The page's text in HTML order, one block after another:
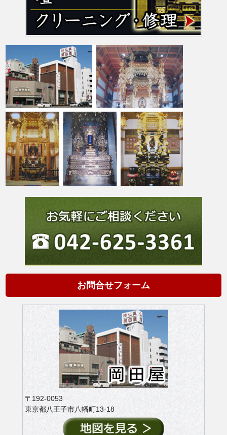
お問合せフォーム
〒192-0053
東京都八王子市八幡町13-18